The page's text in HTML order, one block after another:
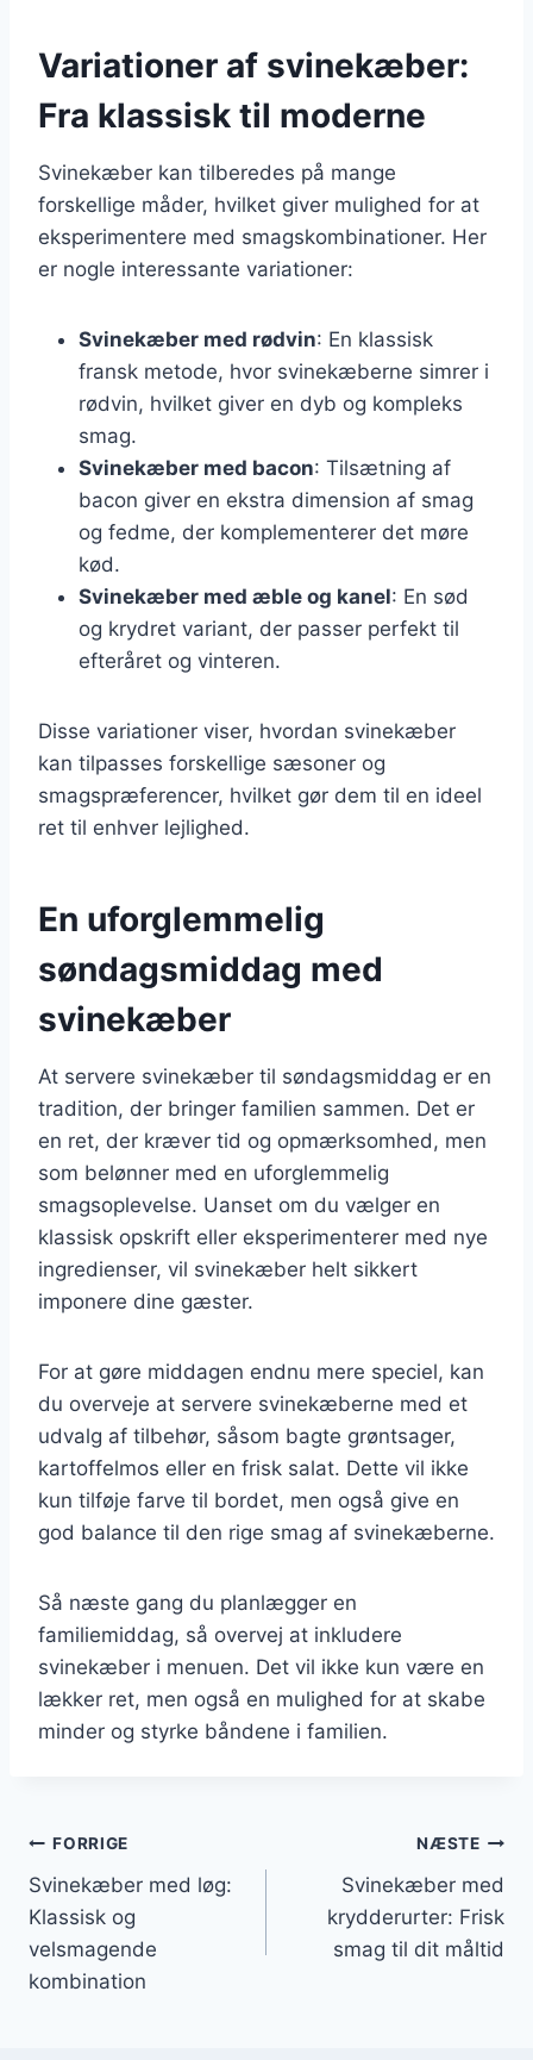
Variationer af svinekæber:
Fra klassisk til moderne
Svinekæber kan tilberedes på mange
forskellige måder, hvilket giver mulighed for at
eksperimentere med smagskombinationer. Her
er nogle interessante variationer:
Svinekæber med rødvin: En klassisk
fransk metode, hvor svinekæberne simrer i
rødvin, hvilket giver en dyb og kompleks
smag.
Svinekæber med bacon: Tilsætning af
bacon giver en ekstra dimension af smag
og fedme, der komplementerer det møre
kød.
Svinekæber med æble og kanel: En sød
og krydret variant, der passer perfekt til
efteråret og vinteren.
Disse variationer viser, hvordan svinekæber
kan tilpasses forskellige sæsoner og
smagspræferencer, hvilket gør dem til en ideel
ret til enhver lejlighed.
En uforglemmelig
søndagsmiddag med
svinekæber
At servere svinekæber til søndagsmiddag er en
tradition, der bringer familien sammen. Det er
en ret, der kræver tid og opmærksomhed, men
som belønner med en uforglemmelig
smagsoplevelse. Uanset om du vælger en
klassisk opskrift eller eksperimenterer med nye
ingredienser, vil svinekæber helt sikkert
imponere dine gæster.
For at gøre middagen endnu mere speciel, kan
du overveje at servere svinekæberne med et
udvalg af tilbehør, såsom bagte grøntsager,
kartoffelmos eller en frisk salat. Dette vil ikke
kun tilføje farve til bordet, men også give en
god balance til den rige smag af svinekæberne.
Så næste gang du planlægger en
familiemiddag, så overvej at inkludere
svinekæber i menuen. Det vil ikke kun være en
lækker ret, men også en mulighed for at skabe
minder og styrke båndene i familien.
Indlægsnavigation
FORRIGE
Svinekæber med løg:
Klassisk og
velsmagende
kombination
NÆSTE
Svinekæber med
krydderurter: Frisk
smag til dit måltid